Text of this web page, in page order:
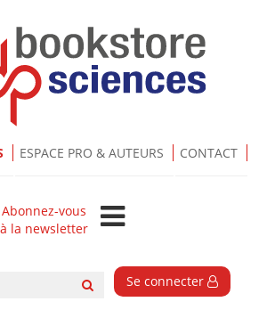
ESPACE PRO & AUTEURS CONTACT
Abonnez-vous
à la newsletter
Se connecter